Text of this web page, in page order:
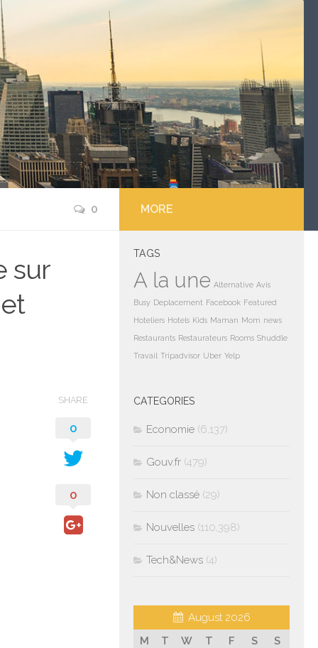
0
sur
SHARE
0
0
MORE
TAGS
A la une Alternative Avis
Busy Deplacement Facebook Featured
Hoteliers Hotels Kids Maman Mom news
Restaurants Restaurateurs Rooms Shuddle
Travail Tripadvisor Uber Yelp
CATEGORIES
Economie (6,137)
Gouv.fr (479)
Non classé (29)
Nouvelles (110,398)
Tech&News (4)
August 2026
M
T W T F S
S